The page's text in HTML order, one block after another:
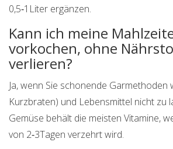
0,5‑1Liter ergänzen.
Kann ich meine
vorkochen, ohne
verlieren?
Ja, wenn Sie schonende Garmethoden
Kurzbraten) und Lebensmittel nicht zu
Gemüse behält die meisten Vitamine,
von 2‑3Tagen verzehrt wird.